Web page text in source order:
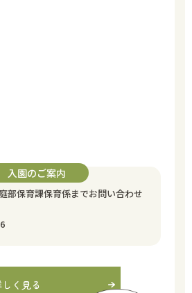
入園のご案内
部保育課保育係までお問い合わせ
く見る